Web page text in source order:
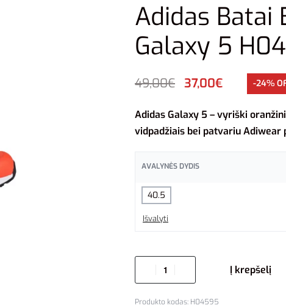
Adidas Batai
Galaxy 5
49,00€ 37,00€ -24%
Adidas Galaxy 5 – vyriški
vidpadžiais bei patvariu Adiwear
AVALYNĖS DYDIS
40.5
Išvalyti
Į krepšelį
H04595